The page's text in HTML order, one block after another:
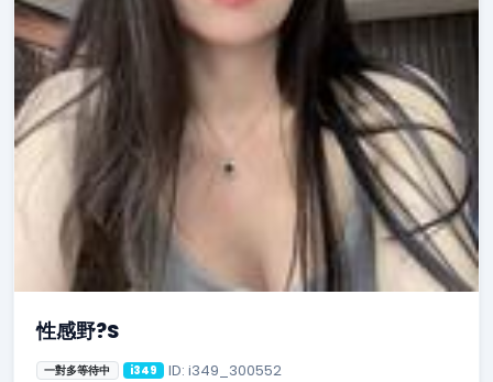
性感野?S
一對多等待中 i349 ID: i349_300552